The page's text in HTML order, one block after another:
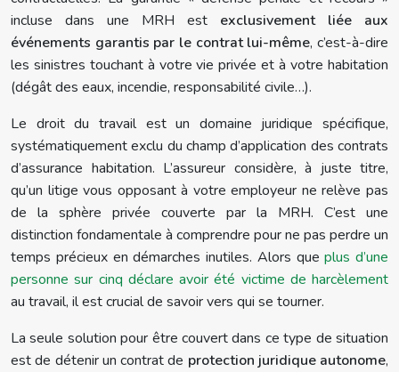
incluse dans une MRH est exclusivement liée aux
événements garantis par le contrat lui-même, c’est-à-dire
les sinistres touchant à votre vie privée et à votre habitation
(dégât des eaux, incendie, responsabilité civile…).
Le droit du travail est un domaine juridique spécifique,
systématiquement exclu du champ d’application des contrats
d’assurance habitation. L’assureur considère, à juste titre,
qu’un litige vous opposant à votre employeur ne relève pas
de la sphère privée couverte par la MRH. C’est une
distinction fondamentale à comprendre pour ne pas perdre un
temps précieux en démarches inutiles. Alors queplus d’une
personne sur cinq déclare avoir été victime de harcèlement
au travail, il est crucial de savoir vers qui se tourner.
La seule solution pour être couvert dans ce type de situation
est de détenir un contrat de protection juridique autonome,